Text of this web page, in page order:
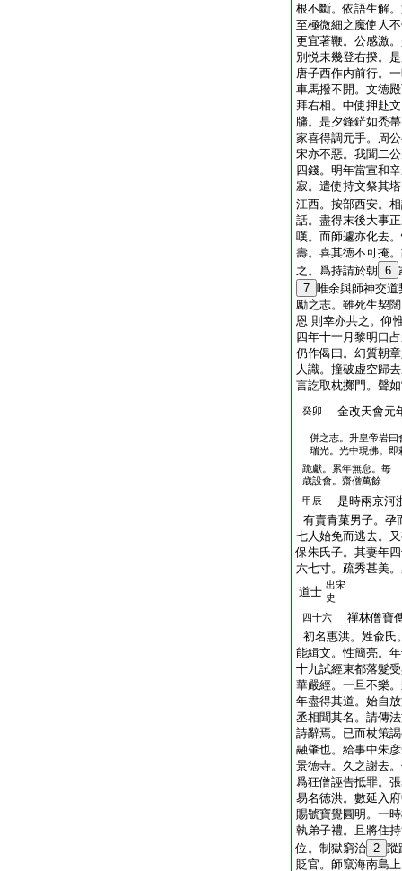
根不斷。依語生解
至極微細之魔使人
更宜著鞭。公感激
別悦未幾登右揆。
唐子西作内前行。
車馬撥不開。文徳
拜右相。中使押赴
牖。是夕鋒鋩如禿
家喜得調元手。周
宋亦不惡。我聞二
四錢。明年當宣和
寂。遣使持文祭其
江西。按部西安。
話。盡得末後大事
嘆。而師遽亦化去
壽。喜其徳不可掩
之。爲持請於朝 6
7 唯余與師神交
勵之志。雖死生契
恩 則幸亦共之。仰
四年十一月黎明口
仍作偈曰。幻質朝
人識。撞破虚空歸
言訖取枕擲門。聲
癸卯 金改天會元
併之志。升皇帝岩曰
瑞光。光中現佛。即
跪獻。累年無怠。毎
歳設會。齋僧萬餘
甲辰
是時兩京河
有賣青菓男子。孕
七人始免而逃去。
保朱氏子。其妻年
六七寸。疏秀甚美
道士 出宋
史
四十六
禪林僧寶
初名惠洪。姓兪氏
能緝文。性簡亮。
十九試經東都落髮
華嚴經。一旦不樂
年盡得其道。始自
丞相聞其名。請傳
詩辭焉。已而杖策
融肇也。給事中朱
景徳寺。久之謝去
爲狂僧誣告抵罪。
易名徳洪。數延入
賜號寶覺圓明。一
執弟子禮。且將住
位。制獄窮治 2 蹤
貶官。師竄海南島